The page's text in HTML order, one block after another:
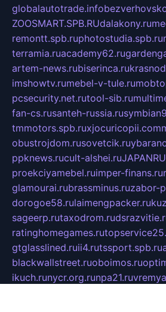
globalautotrade.info
ZOOSMART.SPB.RUdalakony.ru
remontt.spb.ruphotostudia.spb.ru
terramia.ruacademy62.ru
artem-news.rubiserinca.ru
imshowtv.rumebel-v-tule.ru
pcsecurity.net.rutool-sib.ru
fan-cs.rusanteh-russia.ru
tmmotors.spb.ruxjocuricopii.com
obustrojdom.rusovetcik.ru
ppknews.rucult-alshei.ru
proekciyamebel.ruimper-finans.ru
glamourai.rubrassminus.ruzabor-
dorogoe58.rulaimengpacker.ru
sageerp.rutaxodrom.ru
ratinghomegames.ru
gtglasslined.ruii4.rutssport.spb.ru
blackwallstreet.ruoboimos.ru
ikuch.runycr.org.runpa21.ru